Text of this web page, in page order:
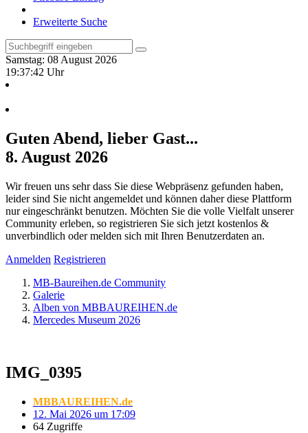
Erweiterte Suche
Samstag: 08 August 2026
19:37:43 Uhr
Guten Abend, lieber Gast...
8. August 2026
Wir freuen uns sehr dass Sie diese Webpräsenz gefunden haben,
leider sind Sie nicht angemeldet und können daher diese Plattform
nur eingeschränkt benutzen. Möchten Sie die volle Vielfalt unserer
Community erleben, so registrieren Sie sich jetzt kostenlos &
unverbindlich oder melden sich mit Ihren Benutzerdaten an.
Anmelden Registrieren
MB-Baureihen.de Community
Galerie
Alben von MBBAUREIHEN.de
Mercedes Museum 2026
IMG_0395
MBBAUREIHEN.de
12. Mai 2026 um 17:09
64 Zugriffe